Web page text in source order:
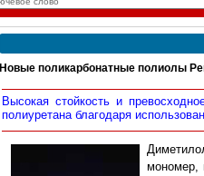
Новые поликарбонатные полиолы
Высокая стойкость и
полиуретана благодаря
мономер,